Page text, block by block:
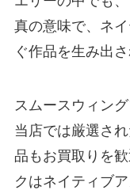
真の意味で、ネ
ぐ作品を生み出
スムースウィン
当店では厳選さ
品もお買取りを
クはネイティブ